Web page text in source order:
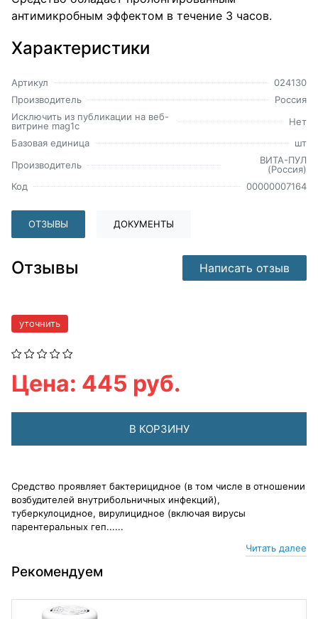
антимикробным эффектом в течение 3 часов.
Характеристики
Артикул
024130
Производитель
Россия
Исключить из публикации на веб-
витрине mag1c
Нет
Базовая единица
шт
Производитель
ВИТА-ПУЛ
(Россия)
Код
00000007164
ОТЗЫВЫ ДОКУМЕНТЫ
Отзывы Написать отзыв
уточнить
Цена: 445 руб.
В КОРЗИНУ
Средство проявляет бактерицидное (в том числе в отношении
возбудителей внутрибольничных инфекций),
туберкулоцидное, вирулицидное (включая вирусы
парентеральных геп......
Читать далее
Рекомендуем